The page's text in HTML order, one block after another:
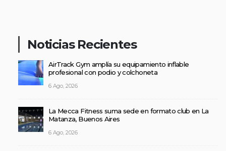
Noticias Recientes
AirTrack Gym amplía su equipamiento inflable
profesional con podio y colchoneta
6 Ago, 2026
La Mecca Fitness suma sede en formato club en La
Matanza, Buenos Aires
6 Ago, 2026